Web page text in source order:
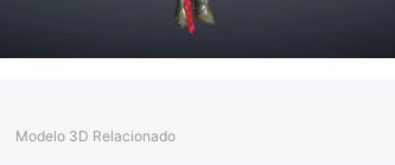
Modelo 3D Relacionado